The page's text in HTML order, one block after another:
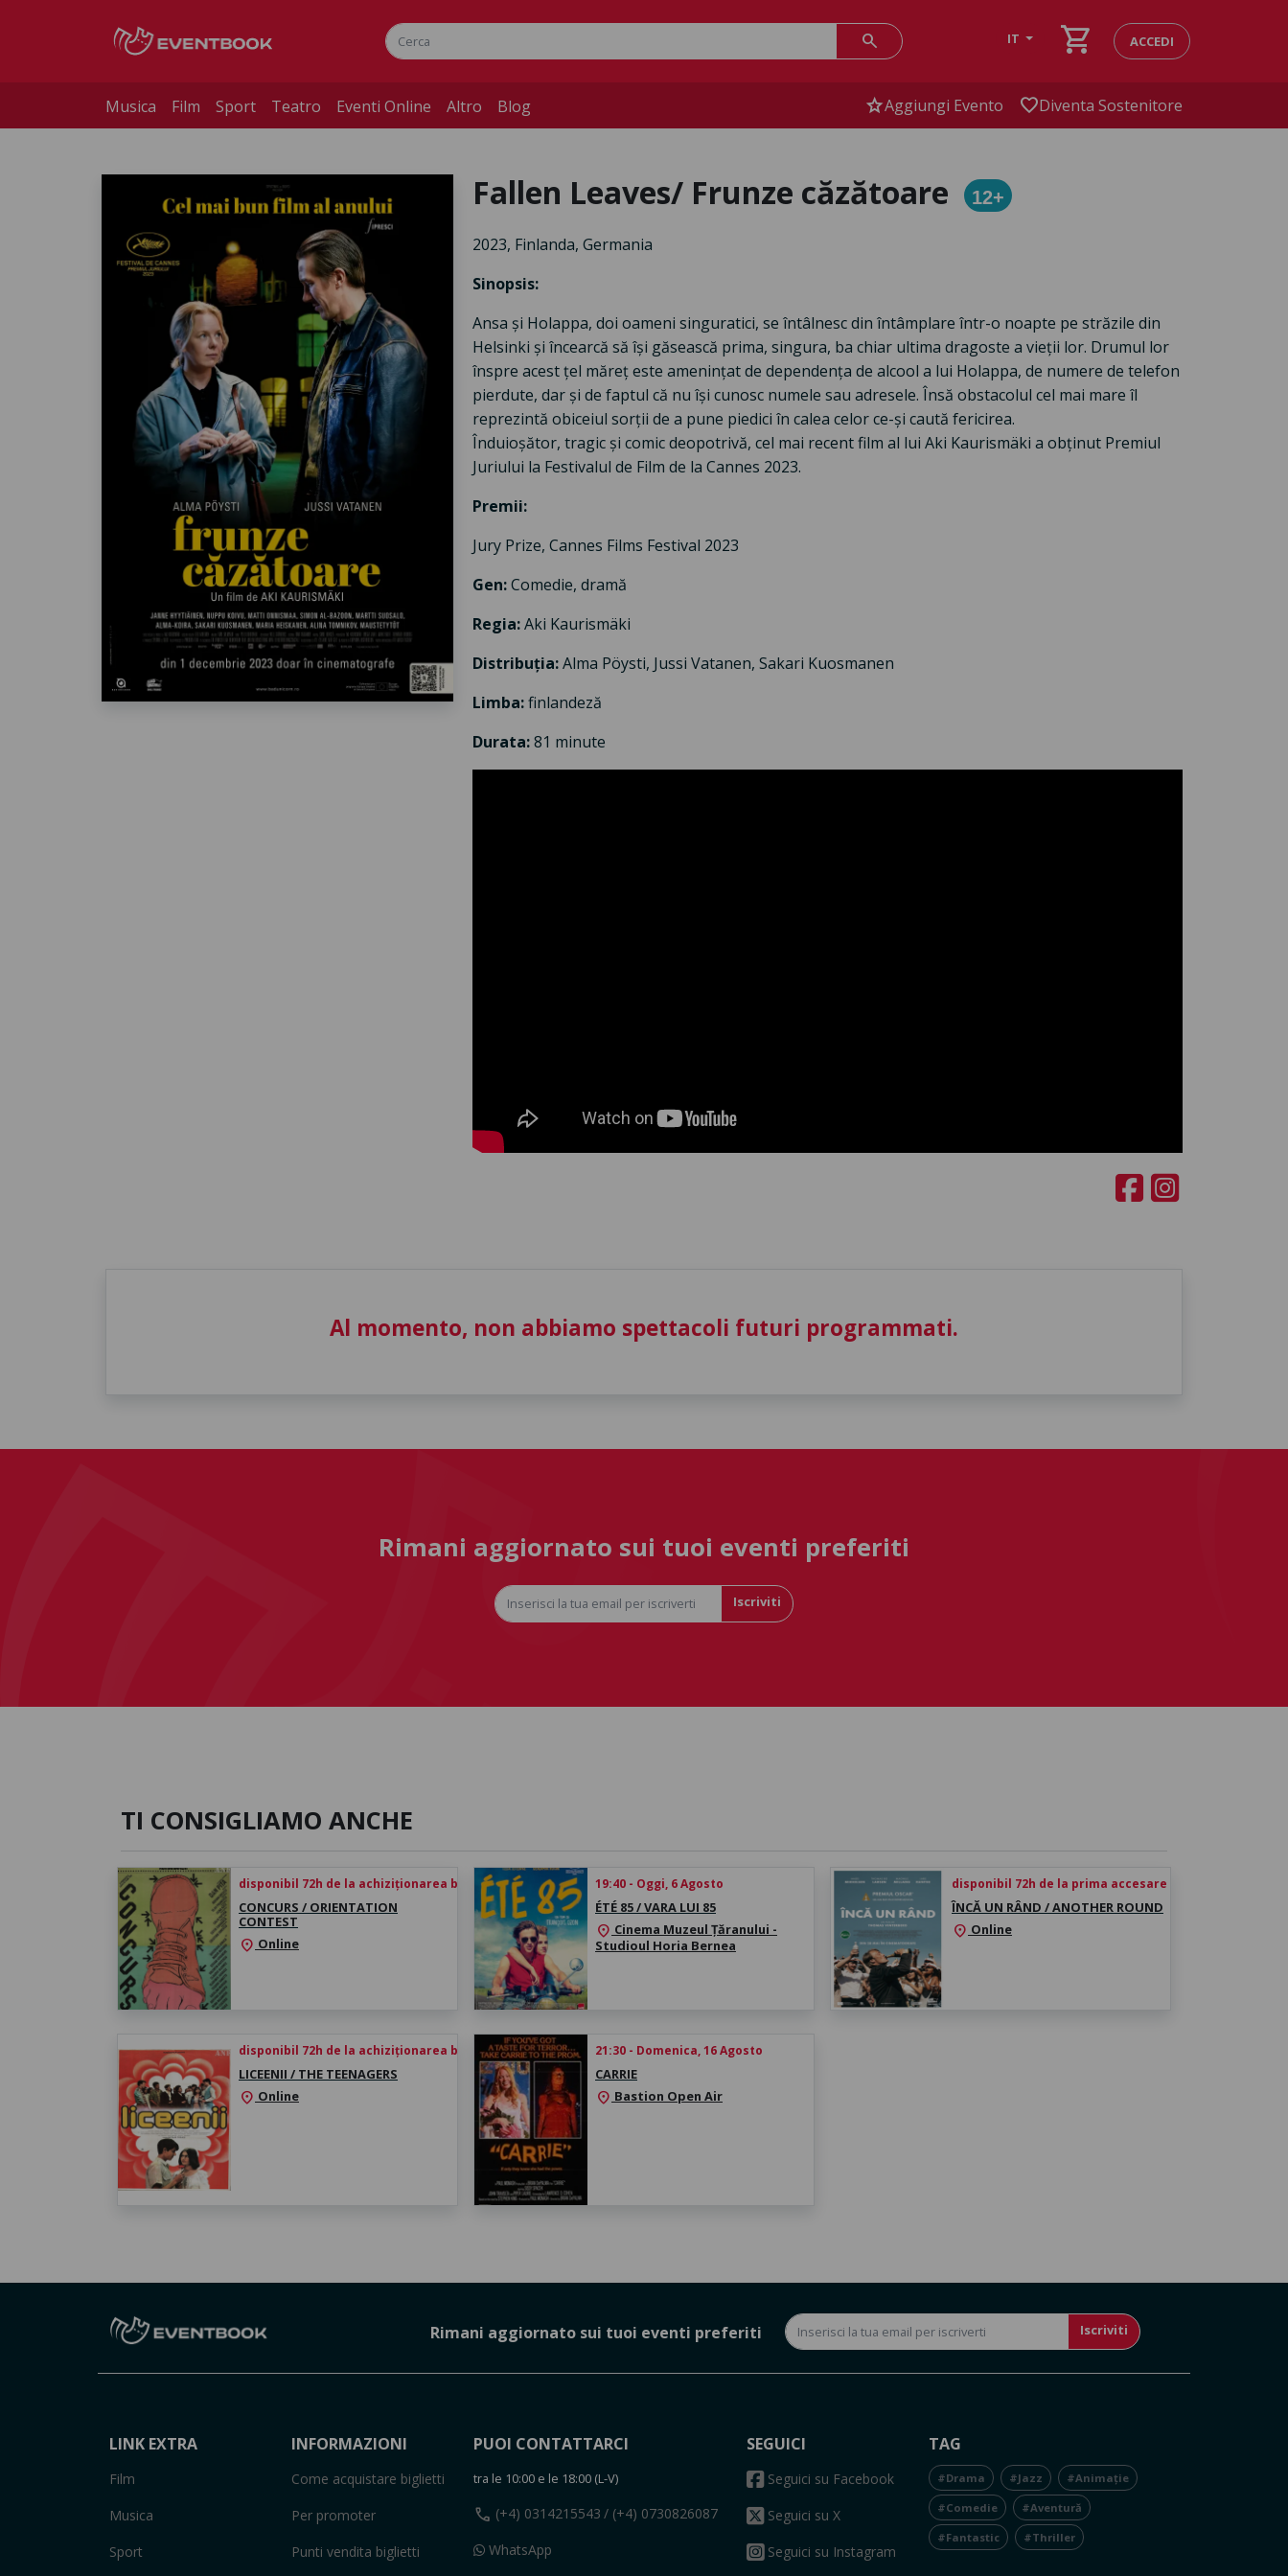
search IT shopping_cart ACCEDI
Musica Film Sport Teatro Eventi Online Altro Blog starAggiungi Evento favoriteDiventa Sostenitore
Fallen Leaves/ Frunze căzătoare 12+
2023, Finlanda, Germania
Sinopsis:
Ansa și Holappa, doi oameni singuratici, se întâlnesc din întâmplare într-o noapte pe străzile din
Helsinki și încearcă să își găsească prima, singura, ba chiar ultima dragoste a vieții lor. Drumul lor
înspre acest țel măreț este amenințat de dependența de alcool a lui Holappa, de numere de telefon
pierdute, dar și de faptul că nu își cunosc numele sau adresele. Însă obstacolul cel mai mare îl
reprezintă obiceiul sorții de a pune piedici în calea celor ce-și caută fericirea.
Înduioșător, tragic și comic deopotrivă, cel mai recent film al lui Aki Kaurismäki a obținut Premiul
Juriului la Festivalul de Film de la Cannes 2023.
Premii:
Jury Prize, Cannes Films Festival 2023
Gen:Comedie, dramă
Regia:Aki Kaurismäki
Distribuția:Alma Pöysti, Jussi Vatanen, Sakari Kuosmanen
Limba:finlandeză
Durata:81 minute
Al momento, non abbiamo spettacoli futuri programmati.
Rimani aggiornato sui tuoi eventi preferiti
Iscriviti
TI CONSIGLIAMO ANCHE
disponibil 72h de la achiziționarea biletului
CONCURS / ORIENTATION
CONTEST
location_on Online
19:40 - Oggi, 6 Agosto
ÉTÉ 85 / VARA LUI 85
location_on Cinema Muzeul Țăranului -
Studioul Horia Bernea
disponibil 72h de la prima accesare
ÎNCĂ UN RÂND / ANOTHER ROUND
location_on Online
disponibil 72h de la achiziționarea biletului
LICEENII / THE TEENAGERS
location_on Online
21:30 - Domenica, 16 Agosto
CARRIE
location_on Bastion Open Air
Rimani aggiornato sui tuoi eventi preferiti Iscriviti
LINK EXTRA
Film
Musica
Sport
INFORMAZIONI
Come acquistare biglietti
Per promoter
Punti vendita biglietti
PUOI CONTATTARCI
tra le 10:00 e le 18:00 (L-V)
call (+4) 0314215543 / (+4) 0730826087
WhatsApp
SEGUICI
Seguici su Facebook
Seguici su X
Seguici su Instagram
TAG
#Drama #Jazz #Animație
#Comedie #Aventură
#Fantastic #Thriller